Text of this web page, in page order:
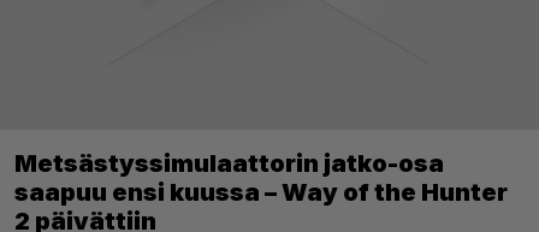
Metsästyssimulaattorin jatko-osa
saapuu ensi kuussa – Way of the Hunter
2 päivättiin